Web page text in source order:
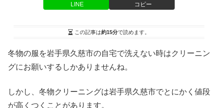
LINE コピー
この記事は約15分で読めます。
冬物の服を岩手県久慈市の自宅で洗えない時はクリーニン
グにお願いするしかありませんね。
しかし、冬物クリーニングは岩手県久慈市でとにかく値段
が高くつくことがあります。